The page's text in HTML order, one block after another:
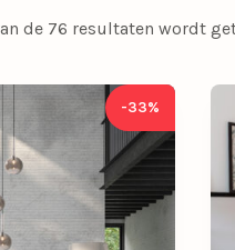
Plafonnières
Schelpenlampen
de 76 resultaten wordt
-33%